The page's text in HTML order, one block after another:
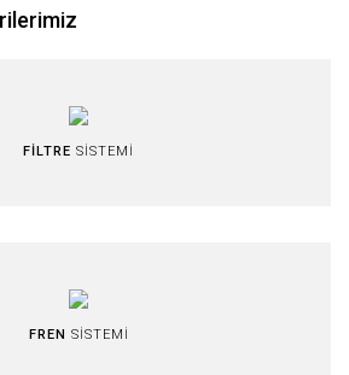
FİLTRE SİSTEMİ
FREN SİSTEMİ